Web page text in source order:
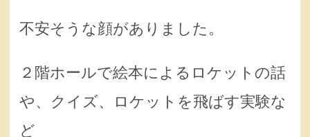
不安そうな顔がありました。
２階ホールで絵本によるロケットの話
や、クイズ、ロケットを飛ばす実験な
ど